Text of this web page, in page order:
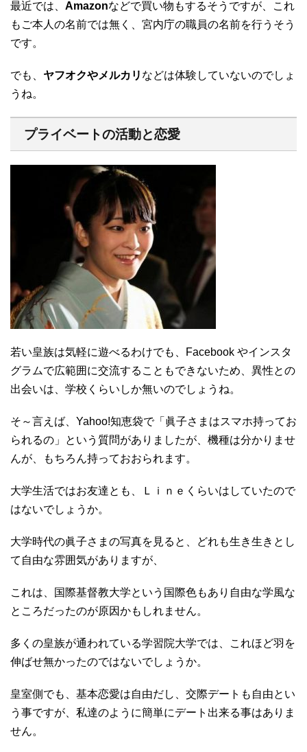
最近では、 Amazonなどで買い物もするそうですが、これ
もご本人の名前では無く、宮内庁の職員の名前を行うそう
です。
でも、 ヤフオクやメルカリ などは体験していないのでしょ
うね。
プライベートの活動と恋愛
若い皇族は気軽に遊べるわけでも、Facebook やインスタ
グラムで広範囲に交流することもできないため、異性との
出会いは、学校くらいしか無いのでしょうね。
そ～言えば、Yahoo!知恵袋で「眞子さまはスマホ持ってお
られるの」という質問がありましたが、機種は分かりませ
んが、もちろん持っておおられます。
大学生活ではお友達とも、Ｌｉｎｅくらいはしていたので
はないでしょうか。
大学時代の眞子さまの写真を見ると、どれも生き生きとし
て自由な雰囲気がありますが、
これは、国際基督教大学という国際色もあり自由な学風な
ところだったのが原因かもしれません。
多くの皇族が通われている学習院大学では、これほど羽を
伸ばせ無かったのではないでしょうか。
皇室側でも、基本恋愛は自由だし、交際デートも自由とい
う事ですが、私達のように簡単にデート出来る事はありま
せん。